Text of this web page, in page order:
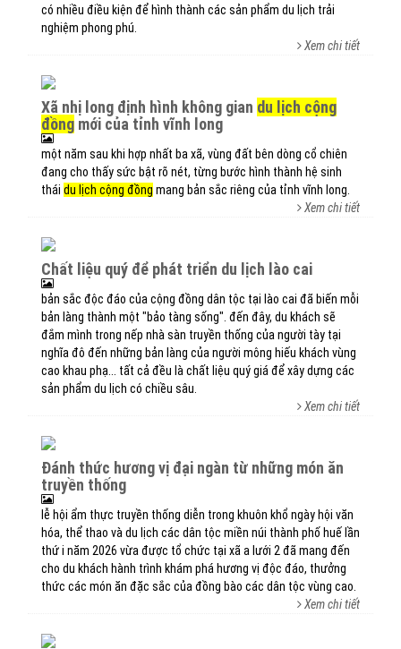
có nhiều điều kiện để hình thành các sản phẩm du lịch trải
nghiệm phong phú.
Xem chi tiết
xã nhị long định hình không gian du lịch cộng
đồng mới của tỉnh vĩnh long
một năm sau khi hợp nhất ba xã, vùng đất bên dòng cổ chiên
đang cho thấy sức bật rõ nét, từng bước hình thành hệ sinh
thái du lịch cộng đồng mang bản sắc riêng của tỉnh vĩnh long.
Xem chi tiết
chất liệu quý để phát triển du lịch lào cai
bản sắc độc đáo của cộng đồng dân tộc tại lào cai đã biến mỗi
bản làng thành một "bảo tàng sống". đến đây, du khách sẽ
đắm mình trong nếp nhà sàn truyền thống của người tày tại
nghĩa đô đến những bản làng của người mông hiếu khách vùng
cao khau phạ... tất cả đều là chất liệu quý giá để xây dựng các
sản phẩm du lịch có chiều sâu.
Xem chi tiết
đánh thức hương vị đại ngàn từ những món ăn
truyền thống
lễ hội ẩm thực truyền thống diễn trong khuôn khổ ngày hội văn
hóa, thể thao và du lịch các dân tộc miền núi thành phố huế lần
thứ i năm 2026 vừa được tổ chức tại xã a lưới 2 đã mang đến
cho du khách hành trình khám phá hương vị độc đáo, thưởng
thức các món ăn đặc sắc của đồng bào các dân tộc vùng cao.
Xem chi tiết